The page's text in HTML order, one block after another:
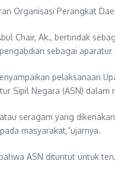
Organisasi Perangkat
Chair, Ak., bertindak
sebagai aparatur
pelaksanaan
Sipil Negara (ASN)
seragam yang
masyarakat,”ujarnya.
ASN dituntut untuk